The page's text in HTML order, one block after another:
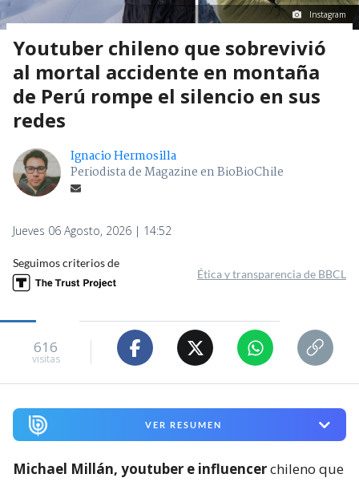
Instagram
Youtuber chileno que sobrevivió
al mortal accidente en montaña
de Perú rompe el silencio en sus
redes
Ignacio Hermosilla
Periodista de Magazine en BioBioChile
Jueves 06 Agosto, 2026 | 14:52
Seguimos criterios de
Ética y transparencia de BBCL
616
visitas
VER RESUMEN
Michael Millán, youtuber e influencerchileno que